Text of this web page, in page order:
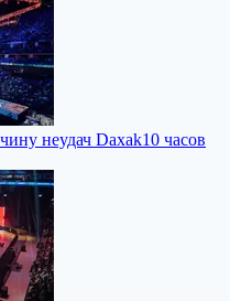
неудач Daxak10 часов